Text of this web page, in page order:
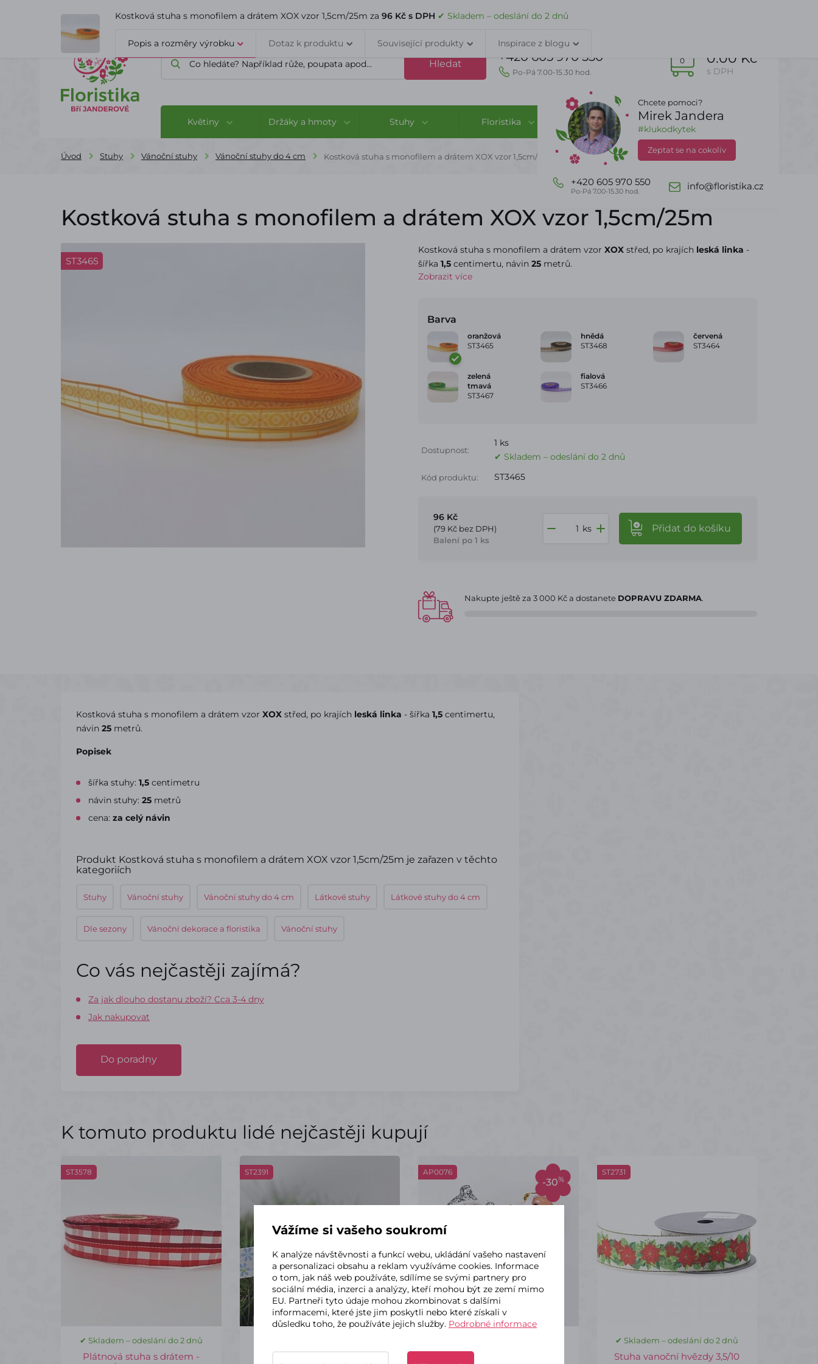
ÚVOD O FIRMĚ BLOG VELKOOBCHOD DOPRAVA A PLATBA PORADNA KONTAKTY
Hledat +420 605 970 550
Po-Pá 7.00-15.30 hod.
0 0.00 Kč
s DPH
Květiny Držáky a hmoty Stuhy Floristika Dle sezony DealZone
Úvod Stuhy Vánoční stuhy Vánoční stuhy do 4 cm Kostková stuha s monofilem a drátem XOX vzor 1,5cm/25m
Kostková stuha s monofilem a drátem XOX vzor 1,5cm/25m
ST3465
Kostková stuha s monofilem a drátem vzor XOX střed, po krajích leská linka -
šířka 1,5 centimertu, návin 25 metrů.
Zobrazit více
Barva
oranžová
ST3465
hnědá
ST3468
červená
ST3464
zelená
tmavá
ST3467
fialová
ST3466
Dostupnost:
1 ks
✔ Skladem – odeslání do 2 dnů
Kód produktu: ST3465
96 Kč
(79 Kč bez DPH)
Balení po 1 ks
ks Přidat do košíku
Nakupte ještě za 3 000 Kča dostanete DOPRAVU ZDARMA.
Kostková stuha s monofilem a drátem XOX vzor 1,5cm/25m za 96 Kč s DPH ✔ Skladem – odeslání do 2 dnů
Popis a rozměry výrobku Dotaz k produktu Související produkty Inspirace z blogu
Kostková stuha s monofilem a drátem vzor XOX střed, po krajích leská linka - šířka 1,5 centimertu,
návin 25 metrů.
Popisek
šířka stuhy: 1,5 centimetru
návin stuhy: 25 metrů
cena: za celý návin
Produkt Kostková stuha s monofilem a drátem XOX vzor 1,5cm/25m je zařazen v těchto
kategoriích
Stuhy Vánoční stuhy Vánoční stuhy do 4 cm Látkové stuhy Látkové stuhy do 4 cm
Dle sezony Vánoční dekorace a floristika Vánoční stuhy
Co vás nejčastěji zajímá?
Za jak dlouho dostanu zboží? Cca 3-4 dny
Jak nakupovat
Do poradny
Chcete pomoci?
Mirek Jandera
#klukodkytek
Zeptat se na cokoliv
+420 605 970 550
Po-Pá 7.00-15.30 hod. info@floristika.cz
K tomuto produktu lidé nejčastěji kupují
ST3578
✔ Skladem – odeslání do 2 dnů
Plátnová stuha s drátem -
ST2391
-30%
AP0076
Santa - zlatý
ST2731
✔ Skladem – odeslání do 2 dnů
Stuha vanoční hvězdy 3,5/10
Vážíme si vašeho soukromí
K analýze návštěvnosti a funkcí webu, ukládání vašeho nastavení
a personalizaci obsahu a reklam využíváme cookies. Informace
o tom, jak náš web používáte, sdílíme se svými partnery pro
sociální média, inzerci a analýzy, kteří mohou být ze zemí mimo
EU. Partneři tyto údaje mohou zkombinovat s dalšími
informacemi, které jste jim poskytli nebo které získali v
důsledku toho, že používáte jejich služby. Podrobné informace